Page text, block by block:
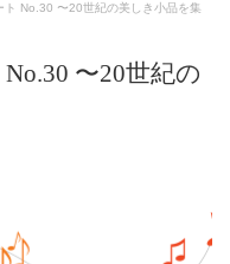
ト No.30 〜20世紀の美しき小品を集
〜20世紀の